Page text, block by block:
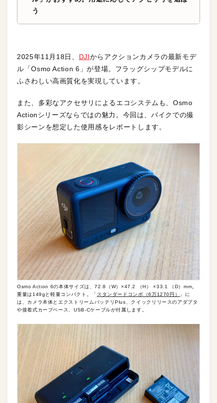
う
2025年11月18日、 DJIからアクションカメラの最新モデ
ル「Osmo Action 6」が登場。フラッグシップモデルに
ふさわしい高画質化を実現しています。
また、多彩なアクセサリによるエコシステムも、Osmo
Actionシリーズならではの魅力。今回は、バイクでの撮
影シーンを想定した使用感をレポートします。
Osmo Action 6の本体サイズは、72.8（W）×47.2 （H） ×33.1 （D）mm。
重量は149gと軽量コンパクト。「 スタンダードコンボ（6万1270円）
」に
は、カメラ本体とエクストリームバッテリPlus、クイックリリースのアダプタ
や接着式カーブベース、USB-Cケーブルが付属します。